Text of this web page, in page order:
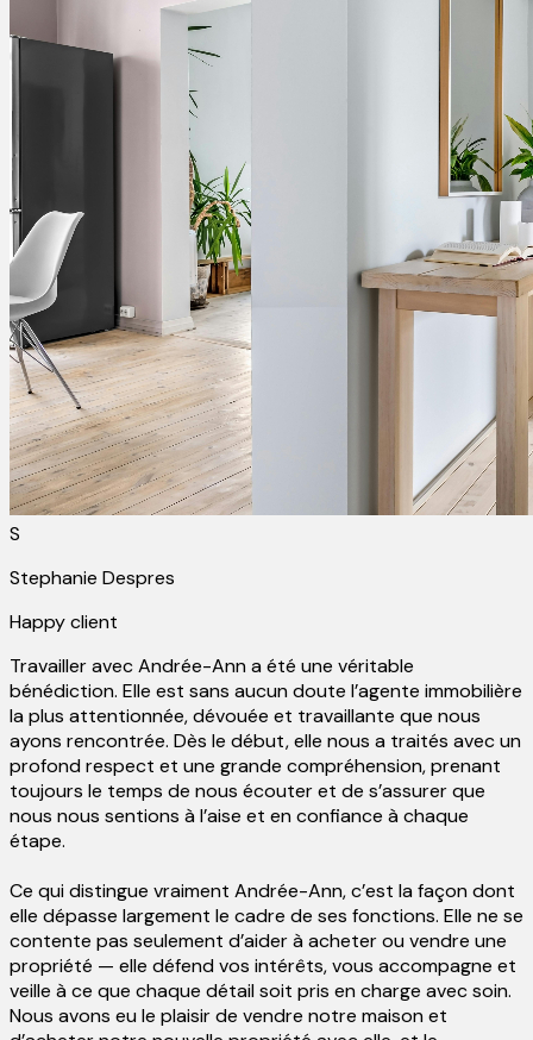
S
Stephanie Despres
Happy client
Travailler avec Andrée-Ann a été une véritable
bénédiction. Elle est sans aucun doute l’agente immobilière
la plus attentionnée, dévouée et travaillante que nous
ayons rencontrée. Dès le début, elle nous a traités avec un
profond respect et une grande compréhension, prenant
toujours le temps de nous écouter et de s’assurer que
nous nous sentions à l’aise et en confiance à chaque
étape.
Ce qui distingue vraiment Andrée-Ann, c’est la façon dont
elle dépasse largement le cadre de ses fonctions. Elle ne se
contente pas seulement d’aider à acheter ou vendre une
propriété — elle défend vos intérêts, vous accompagne et
veille à ce que chaque détail soit pris en charge avec soin.
Nous avons eu le plaisir de vendre notre maison et